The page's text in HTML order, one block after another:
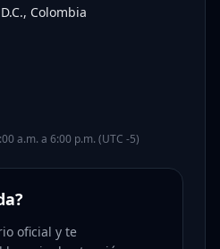
Colombia
a.m. a 6:00 p.m. (UTC -5)
oficial y te